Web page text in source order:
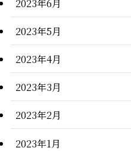
2023年5月
2023年4月
2023年3月
2023年2月
2023年1月